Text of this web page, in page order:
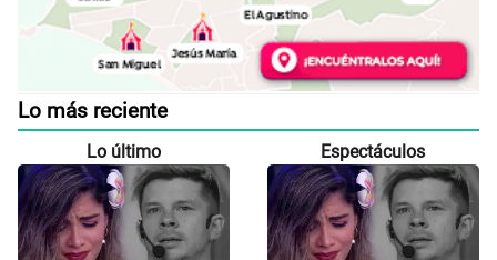
Lo más reciente
Lo último Espectáculos